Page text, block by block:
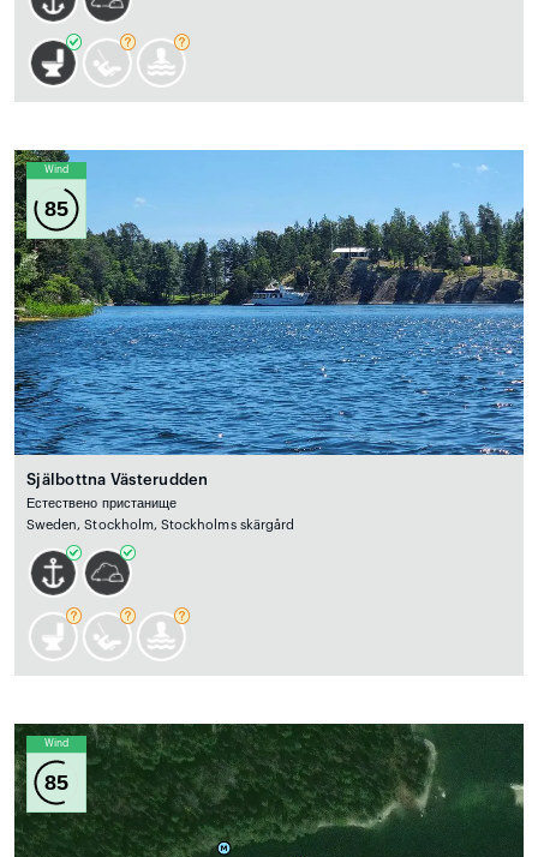
Wind
85
Själbottna Västerudden
Естествено пристанище
Sweden, Stockholm, Stockholms skärgård
Wind
85